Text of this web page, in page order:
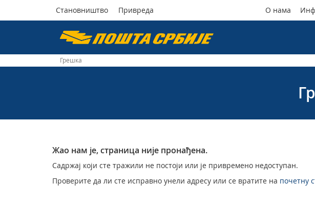
Пошта
Србије
Становништво Привреда О нама
Грешка
Жао нам је, страница није пронађена.
Садржај који сте тражили не постоји или је привремено недоступан.
Проверите да ли сте исправно унели адресу или се вратите на почетну